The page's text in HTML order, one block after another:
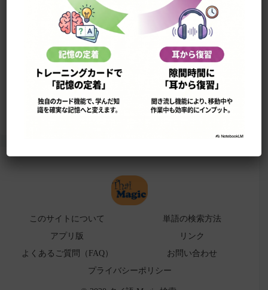
このサイトについて
単語の検索法
ローマ字表
よくある検索ミス！
このサイトについて
単語の検索方法
アプリ版
リンク
よくあるご質問（FAQ）
お問い合わせ
プライバシーポリシー